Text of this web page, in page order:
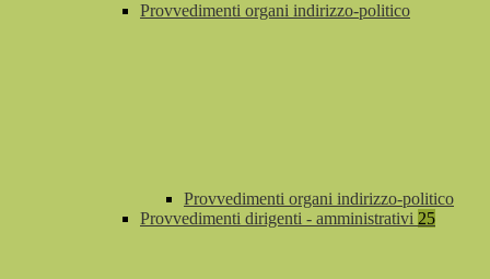
Provvedimenti organi indirizzo-politico
Provvedimenti organi indirizzo-politico
Provvedimenti dirigenti - amministrativi 25